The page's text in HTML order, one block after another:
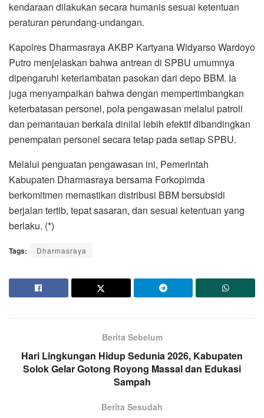
kendaraan dilakukan secara humanis sesuai ketentuan
peraturan perundang-undangan.
Kapolres Dharmasraya AKBP Kartyana Widyarso Wardoyo
Putro menjelaskan bahwa antrean di SPBU umumnya
dipengaruhi keterlambatan pasokan dari depo BBM. Ia
juga menyampaikan bahwa dengan mempertimbangkan
keterbatasan personel, pola pengawasan melalui patroli
dan pemantauan berkala dinilai lebih efektif dibandingkan
penempatan personel secara tetap pada setiap SPBU.
Melalui penguatan pengawasan ini, Pemerintah
Kabupaten Dharmasraya bersama Forkopimda
berkomitmen memastikan distribusi BBM bersubsidi
berjalan tertib, tepat sasaran, dan sesuai ketentuan yang
berlaku. (*)
Tags: Dharmasraya
Berita Sebelum
Hari Lingkungan Hidup Sedunia 2026, Kabupaten
Solok Gelar Gotong Royong Massal dan Edukasi
Sampah
Berita Sesudah